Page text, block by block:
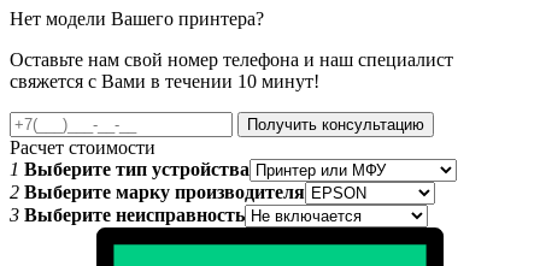
Нет модели Вашего принтера?
Оставьте нам свой номер телефона и наш специалист
свяжется с Вами в течении 10 минут!
Получить консультацию
Расчет стоимости
1 Выберите тип устройства
2 Выберите марку производителя
3 Выберите неисправность